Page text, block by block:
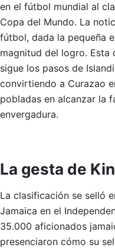
en el fútbol mundial al
Copa del Mundo. La
fútbol, dada la pequeña
magnitud del logro. Esta
sigue los pasos de
convirtiendo a Curazao
pobladas en alcanzar la
envergadura.
La gesta de
La clasificación se selló
Jamaica en el
35.000 aficionados
presenciaron cómo su